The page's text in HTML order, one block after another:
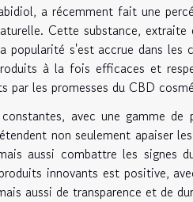
a récemment fait une
Cette substance, extraite
s'est accrue dans les
à la fois efficaces et
par les promesses du CBD
avec une gamme de
non seulement apaiser
aussi combattre les signes
innovants est positive,
aussi de transparence et de